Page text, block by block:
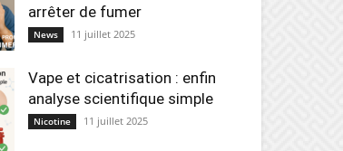
arrêter de fumer
News 11 juillet 2025
Vape et cicatrisation : enfin
analyse scientifique simple
Nicotine 11 juillet 2025